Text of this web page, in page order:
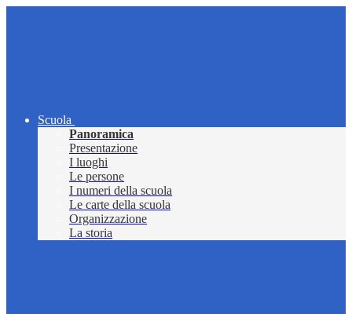
Scuola
Panoramica
Presentazione
I luoghi
Le persone
I numeri della scuola
Le carte della scuola
Organizzazione
La storia